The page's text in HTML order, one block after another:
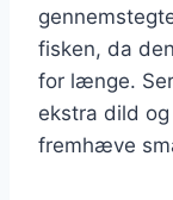
fisken, da
for længe.
ekstra dild
fremhæve